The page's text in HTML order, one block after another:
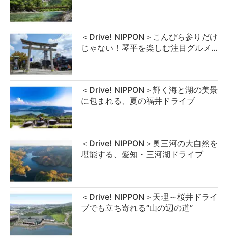
＜Drive! NIPPON＞こんぴら参りだけ
じゃない！琴平を楽しむ注目グルメ…
＜Drive! NIPPON＞輝く海と湖の美景
に包まれる、夏の福井ドライブ
＜Drive! NIPPON＞奥三河の大自然を
堪能する、愛知・三河湖ドライブ
＜Drive! NIPPON＞天理～桜井ドライ
ブでも立ち寄れる“山の辺の道”